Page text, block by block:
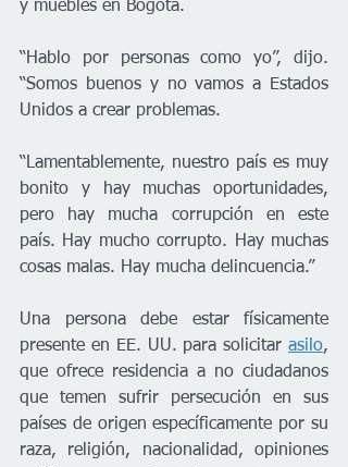
y muebles en Bogotá.
“Hablo por personas como yo”, dijo.
“Somos buenos y no vamos a Estados
Unidos a crear problemas.
“Lamentablemente, nuestro país es muy
bonito y hay muchas oportunidades,
pero hay mucha corrupción en este
país. Hay mucho corrupto. Hay muchas
cosas malas. Hay mucha delincuencia.”
Una persona debe estar físicamente
presente en EE. UU. para solicitar asilo,
que ofrece residencia a no ciudadanos
que temen sufrir persecución en sus
países de origen específicamente por su
raza, religión, nacionalidad, opiniones